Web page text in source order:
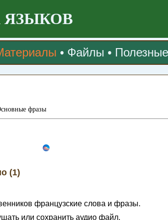
• Файлы •
фразы
(1)
французские слова и фразы.
или сохранить аудио файл.